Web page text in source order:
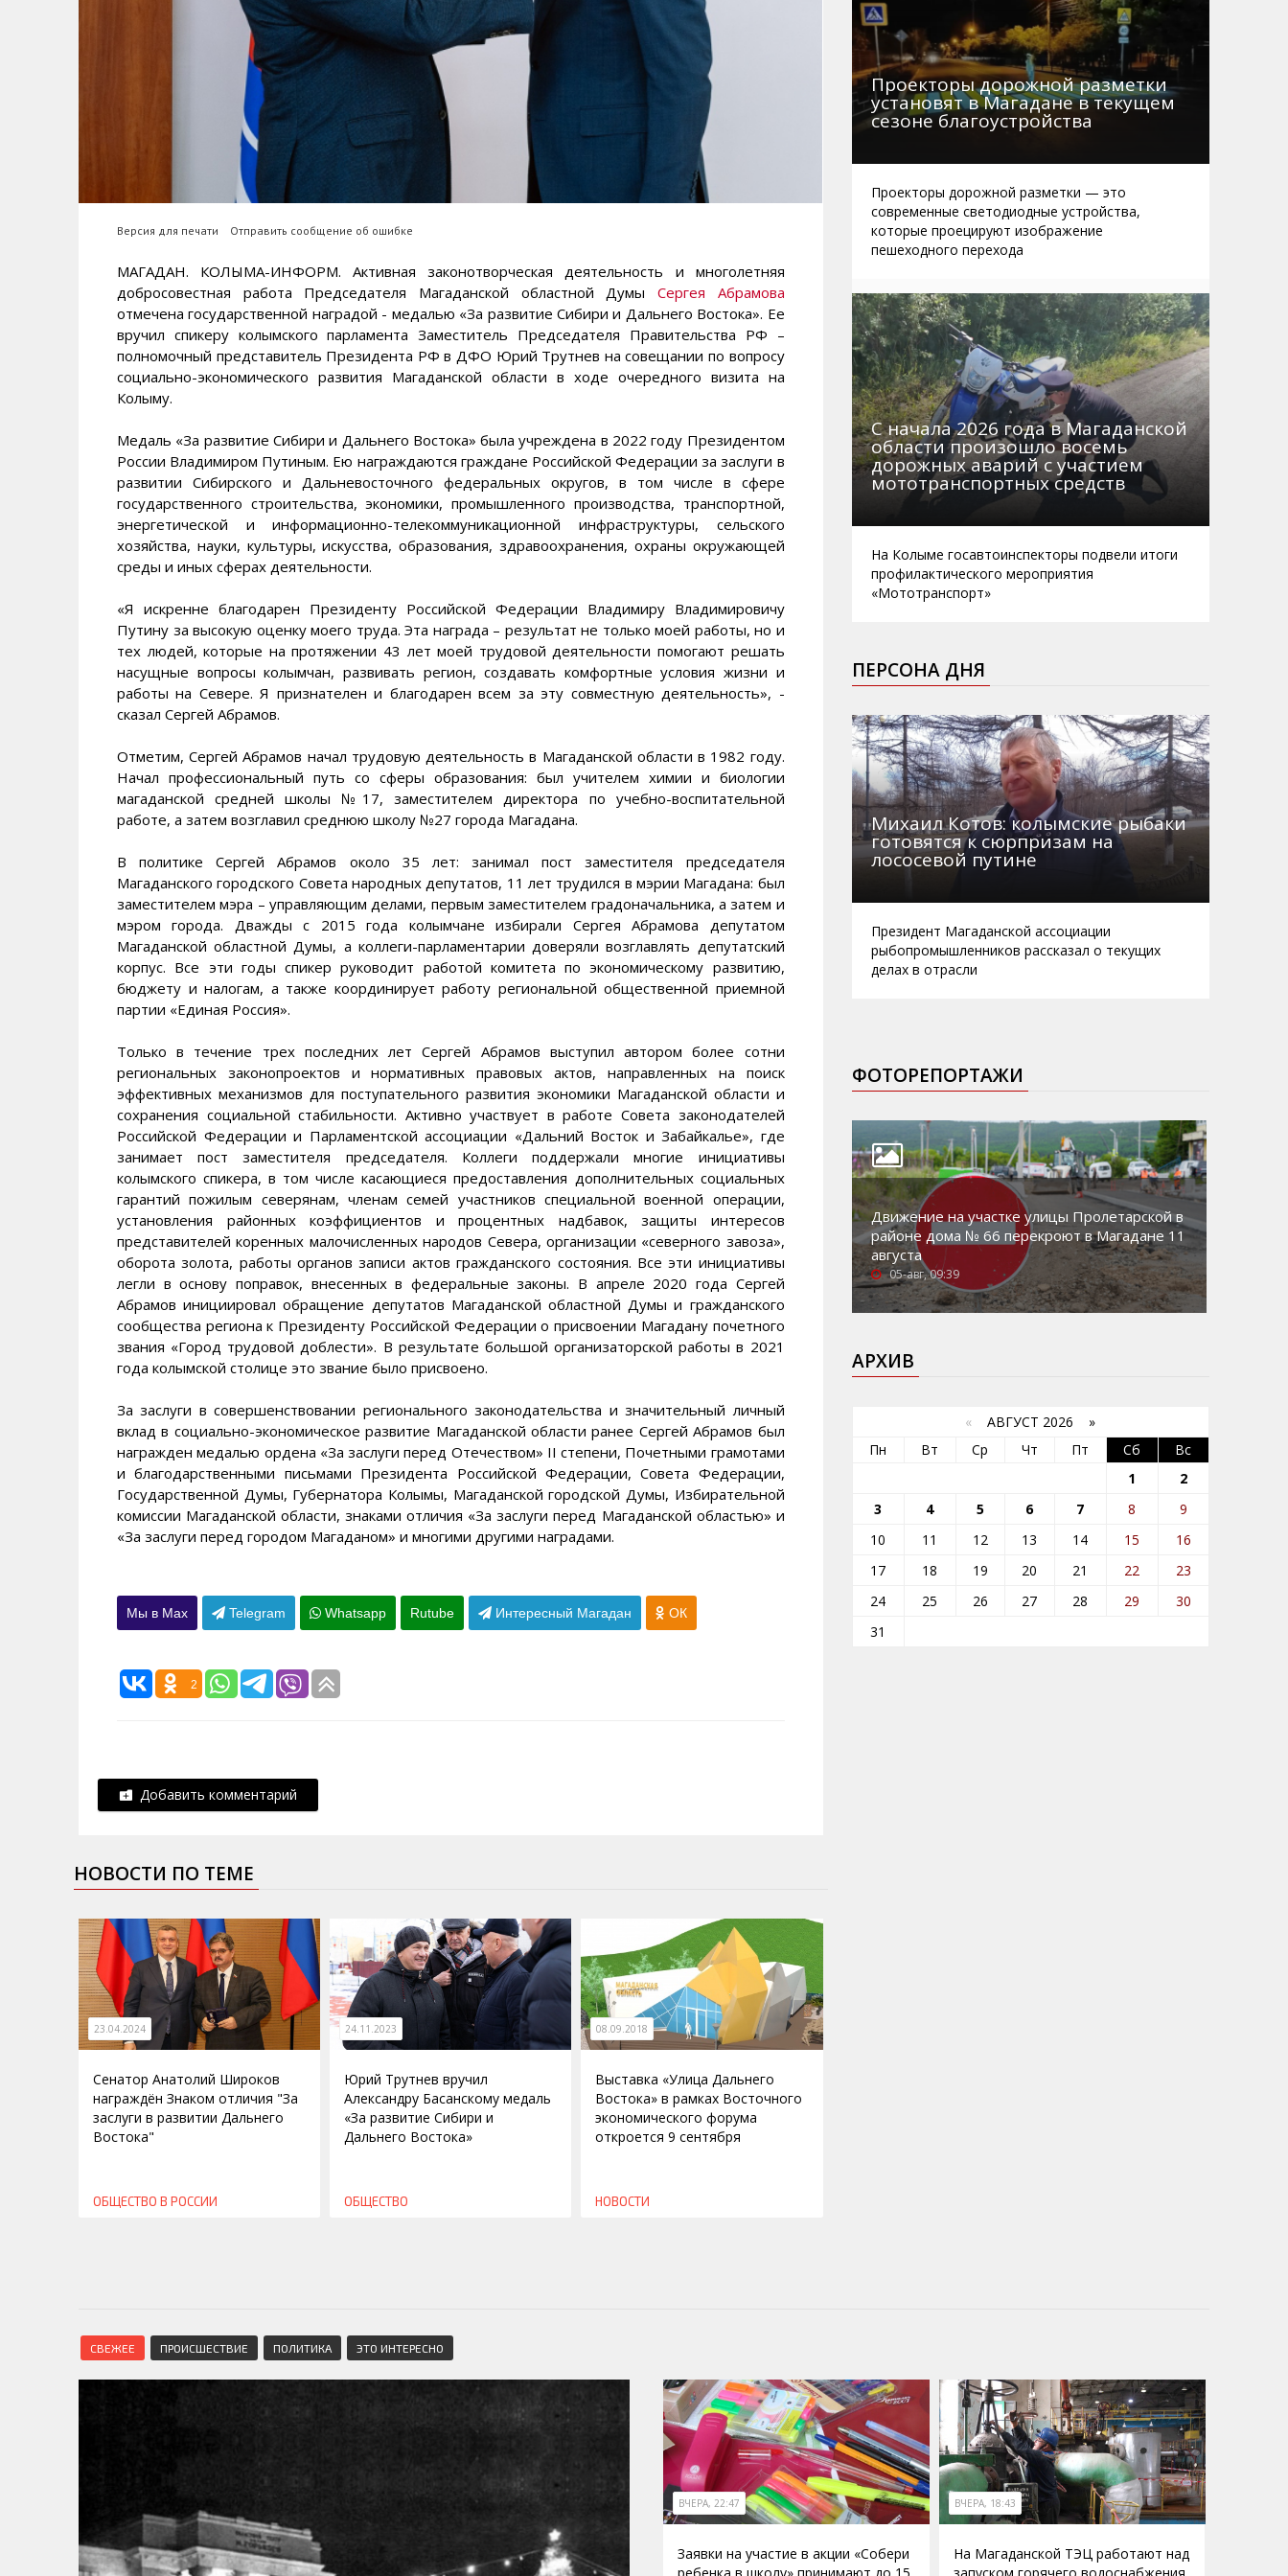
Версия для печати Отправить сообщение об ошибке
МАГАДАН. КОЛЫМА-ИНФОРМ. Активная законотворческая деятельность и многолетняя
добросовестная работа Председателя Магаданской областной Думы Сергея Абрамова
отмечена государственной наградой - медалью «За развитие Сибири и Дальнего Востока». Ее
вручил спикеру колымского парламента Заместитель Председателя Правительства РФ –
полномочный представитель Президента РФ в ДФО Юрий Трутнев на совещании по вопросу
социально-экономического развития Магаданской области в ходе очередного визита на
Колыму.
Медаль «За развитие Сибири и Дальнего Востока» была учреждена в 2022 году Президентом
России Владимиром Путиным. Ею награждаются граждане Российской Федерации за заслуги в
развитии Сибирского и Дальневосточного федеральных округов, в том числе в сфере
государственного строительства, экономики, промышленного производства, транспортной,
энергетической и информационно-телекоммуникационной инфраструктуры, сельского
хозяйства, науки, культуры, искусства, образования, здравоохранения, охраны окружающей
среды и иных сферах деятельности.
«Я искренне благодарен Президенту Российской Федерации Владимиру Владимировичу
Путину за высокую оценку моего труда. Эта награда – результат не только моей работы, но и
тех людей, которые на протяжении 43 лет моей трудовой деятельности помогают решать
насущные вопросы колымчан, развивать регион, создавать комфортные условия жизни и
работы на Севере. Я признателен и благодарен всем за эту совместную деятельность», -
сказал Сергей Абрамов.
Отметим, Сергей Абрамов начал трудовую деятельность в Магаданской области в 1982 году.
Начал профессиональный путь со сферы образования: был учителем химии и биологии
магаданской средней школы №17, заместителем директора по учебно-воспитательной
работе, а затем возглавил среднюю школу №27 города Магадана.
В политике Сергей Абрамов около 35 лет: занимал пост заместителя председателя
Магаданского городского Совета народных депутатов, 11 лет трудился в мэрии Магадана: был
заместителем мэра – управляющим делами, первым заместителем градоначальника, а затем и
мэром города. Дважды с 2015 года колымчане избирали Сергея Абрамова депутатом
Магаданской областной Думы, а коллеги-парламентарии доверяли возглавлять депутатский
корпус. Все эти годы спикер руководит работой комитета по экономическому развитию,
бюджету и налогам, а также координирует работу региональной общественной приемной
партии «Единая Россия».
Только в течение трех последних лет Сергей Абрамов выступил автором более сотни
региональных законопроектов и нормативных правовых актов, направленных на поиск
эффективных механизмов для поступательного развития экономики Магаданской области и
сохранения социальной стабильности. Активно участвует в работе Совета законодателей
Российской Федерации и Парламентской ассоциации «Дальний Восток и Забайкалье», где
занимает пост заместителя председателя. Коллеги поддержали многие инициативы
колымского спикера, в том числе касающиеся предоставления дополнительных социальных
гарантий пожилым северянам, членам семей участников специальной военной операции,
установления районных коэффициентов и процентных надбавок, защиты интересов
представителей коренных малочисленных народов Севера, организации «северного завоза»,
оборота золота, работы органов записи актов гражданского состояния. Все эти инициативы
легли в основу поправок, внесенных в федеральные законы. В апреле 2020 года Сергей
Абрамов инициировал обращение депутатов Магаданской областной Думы и гражданского
сообщества региона к Президенту Российской Федерации о присвоении Магадану почетного
звания «Город трудовой доблести». В результате большой организаторской работы в 2021
года колымской столице это звание было присвоено.
За заслуги в совершенствовании регионального законодательства и значительный личный
вклад в социально-экономическое развитие Магаданской области ранее Сергей Абрамов был
награжден медалью ордена «За заслуги перед Отечеством» II степени, Почетными грамотами
и благодарственными письмами Президента Российской Федерации, Совета Федерации,
Государственной Думы, Губернатора Колымы, Магаданской городской Думы, Избирательной
комиссии Магаданской области, знаками отличия «За заслуги перед Магаданской областью» и
«За заслуги перед городом Магаданом» и многими другими наградами.
Мы в Max Telegram Whatsapp Rutube Интересный Магадан ОК
2
Добавить комментарий
НОВОСТИ ПО ТЕМЕ
23.04.2024
Сенатор Анатолий Широков
награждён Знаком отличия "За
заслуги в развитии Дальнего
Востока"
ОБЩЕСТВО В РОССИИ
24.11.2023
Юрий Трутнев вручил
Александру Басанскому медаль
«За развитие Сибири и
Дальнего Востока»
ОБЩЕСТВО
08.09.2018
Выставка «Улица Дальнего
Востока» в рамках Восточного
экономического форума
откроется 9 сентября
НОВОСТИ
Проекторы дорожной разметки
установят в Магадане в текущем
сезоне благоустройства
Проекторы дорожной разметки — это
современные светодиодные устройства,
которые проецируют изображение
пешеходного перехода
С начала 2026 года в Магаданской
области произошло восемь
дорожных аварий с участием
мототранспортных средств
На Колыме госавтоинспекторы подвели итоги
профилактического мероприятия
«Мототранспорт»
ПЕРСОНА ДНЯ
Михаил Котов: колымские рыбаки
готовятся к сюрпризам на
лососевой путине
Президент Магаданской ассоциации
рыбопромышленников рассказал о текущих
делах в отрасли
ФОТОРЕПОРТАЖИ
Движение на участке улицы Пролетарской в
районе дома № 66 перекроют в Магадане 11
августа
05-авг, 09:39
АРХИВ
« АВГУСТ 2026 »
Пн
Вт Ср Чт Пт Сб
Вс
1
2
3
4 5 6 7 8
9
10
11 12 13 14 15
16
17
18 19 20 21 22
23
24
25 26 27 28 29
30
31
СВЕЖЕЕ ПРОИСШЕСТВИЕ ПОЛИТИКА ЭТО ИНТЕРЕСНО
ВЧЕРА, 22:47
Заявки на участие в акции «Собери
ВЧЕРА, 18:43
На Магаданской ТЭЦ работают над